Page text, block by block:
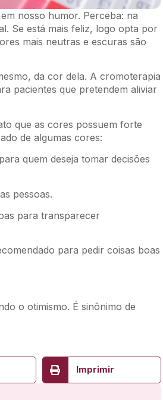
nosso humor. Perceba: na
Se está mais feliz, logo opta por
mais neutras e escuras são
da cor dela. A cromoterapia
pacientes que pretendem aliviar
que as cores possuem forte
de algumas cores:
quem deseja tomar decisões
pessoas.
para transparecer
para pedir coisas boas
o otimismo. É sinônimo de
Imprimir